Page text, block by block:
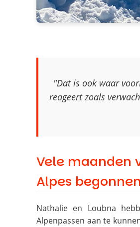
"Dat is ook waar
reageert zoals
Vele maanden
Alpes begonnen
Nathalie en Loubna
Alpenpassen aan te